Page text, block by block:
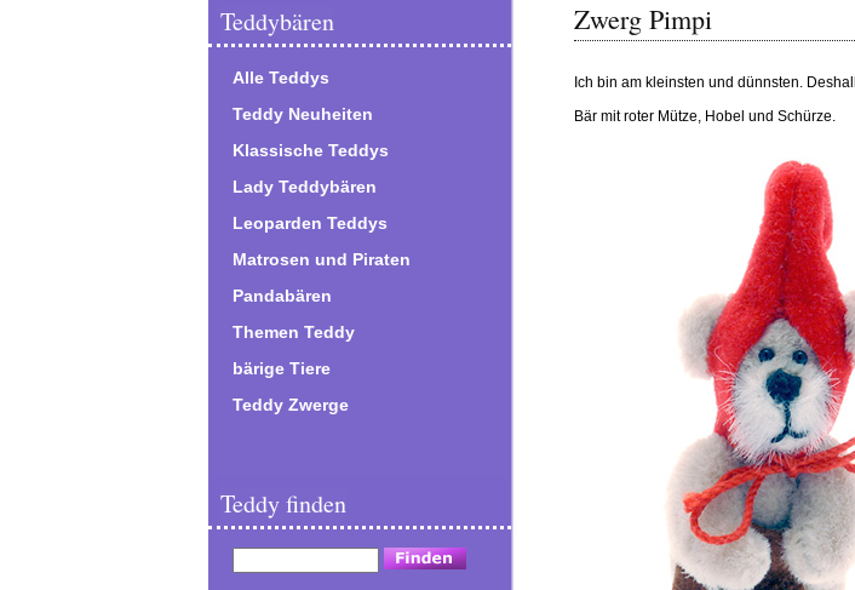
Teddybären
Alle Teddys
Teddy Neuheiten
Klassische Teddys
Lady Teddybären
Leoparden Teddys
Matrosen und Piraten
Pandabären
Themen Teddy
bärige Tiere
Teddy Zwerge
Teddy finden
Zwerg Pimpi
Ich bin am kleinsten und dünnsten.
Bär mit roter Mütze, Hobel und Schürze.